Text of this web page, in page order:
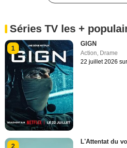
Séries TV les +
1
GIGN
Action, Drame
22 juillet 2026
2
L'Attentat du